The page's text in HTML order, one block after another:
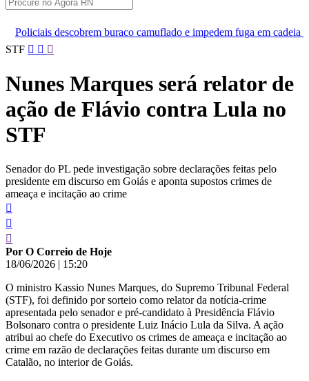
camuflado e impedem fuga em cadeia de Ceará-Mirim
Pular
conteúdo
STF
Nunes Marques será relator de
ação de Flávio contra Lula no
STF
Senador do PL pede investigação sobre declarações feitas pelo
presidente em discurso em Goiás e aponta supostos crimes de
ameaça e incitação ao crime
Por O Correio de Hoje
18/06/2026 | 15:20
O ministro Kassio Nunes Marques, do Supremo Tribunal Federal
(STF), foi definido por sorteio como relator da notícia-crime
apresentada pelo senador e pré-candidato à Presidência Flávio
Bolsonaro contra o presidente Luiz Inácio Lula da Silva. A ação
atribui ao chefe do Executivo os crimes de ameaça e incitação ao
crime em razão de declarações feitas durante um discurso em
Catalão, no interior de Goiás.